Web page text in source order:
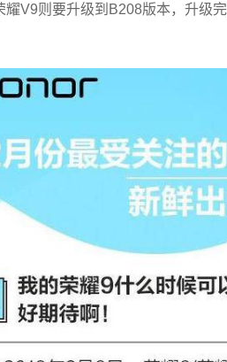
V9则要升级到B208版本，升级